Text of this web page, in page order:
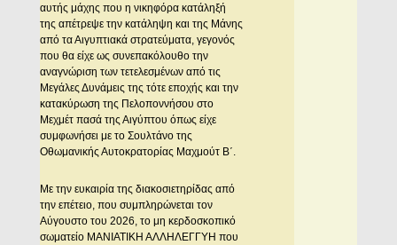
αυτής μάχης που η νικηφόρα κατάληξή
της απέτρεψε την κατάληψη και της Μάνης
από τα Αιγυπτιακά στρατεύματα, γεγονός
που θα είχε ως συνεπακόλουθο την
αναγνώριση των τετελεσμένων από τις
Μεγάλες Δυνάμεις της τότε εποχής και την
κατακύρωση της Πελοποννήσου στο
Μεχμέτ πασά της Αιγύπτου όπως είχε
συμφωνήσει με το Σουλτάνο της
Οθωμανικής Αυτοκρατορίας Μαχμούτ Β΄.
Με την ευκαιρία της διακοσιετηρίδας από
την επέτειο, που συμπληρώνεται τον
Αύγουστο του 2026, το μη κερδοσκοπικό
σωματείο ΜΑΝΙΑΤΙΚΗ ΑΛΛΗΛΕΓΓΥΗ που